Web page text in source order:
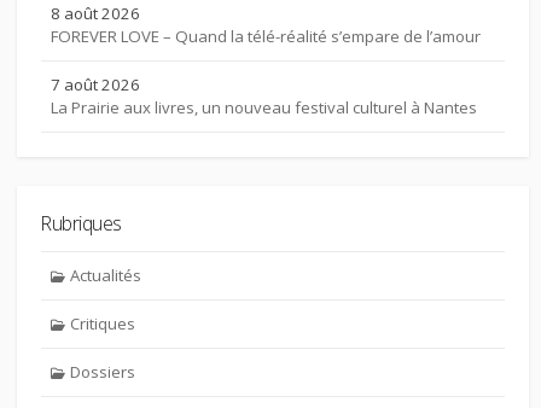
8 août 2026
FOREVER LOVE – Quand la télé-réalité s’empare de l’amour
7 août 2026
La Prairie aux livres, un nouveau festival culturel à Nantes
Rubriques
Actualités
Critiques
Dossiers